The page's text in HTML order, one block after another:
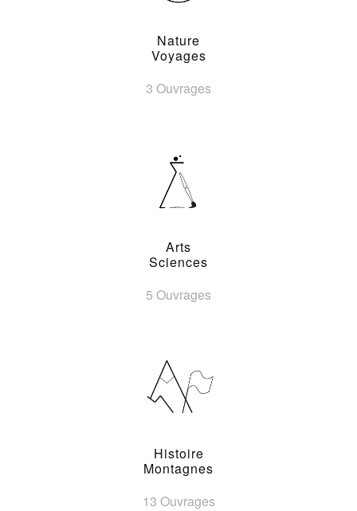
Nature
Voyages
3 Ouvrages
Arts
Sciences
5 Ouvrages
Histoire
Montagnes
13 Ouvrages